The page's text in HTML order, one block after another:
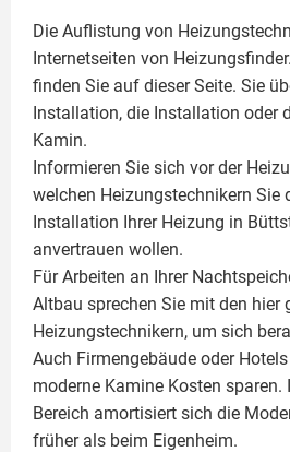
Die Auflistung von
Internetseiten von
finden Sie auf dieser Seite. Sie
Installation, die Installation oder
Kamin.
Informieren Sie sich vor der
welchen Heizungstechnikern Sie
Installation Ihrer Heizung in
anvertrauen wollen.
Für Arbeiten an Ihrer
Altbau sprechen Sie mit den hier
Heizungstechnikern, um sich
Auch Firmengebäude oder
moderne Kamine Kosten sparen.
Bereich amortisiert sich die
früher als beim Eigenheim.